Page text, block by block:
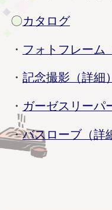
〇カタログ
・ フォトフレーム
・ 記念撮影（詳細）
・ ガーゼスリーパ
・バスローブ（詳